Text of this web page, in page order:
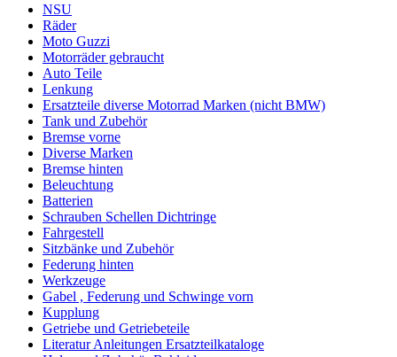
NSU
Räder
Moto Guzzi
Motorräder gebraucht
Auto Teile
Lenkung
Ersatzteile diverse Motorrad Marken (nicht BMW)
Tank und Zubehör
Bremse vorne
Diverse Marken
Bremse hinten
Beleuchtung
Batterien
Schrauben Schellen Dichtringe
Fahrgestell
Sitzbänke und Zubehör
Federung hinten
Werkzeuge
Gabel , Federung und Schwinge vorn
Kupplung
Getriebe und Getriebeteile
Literatur Anleitungen Ersatzteilkataloge